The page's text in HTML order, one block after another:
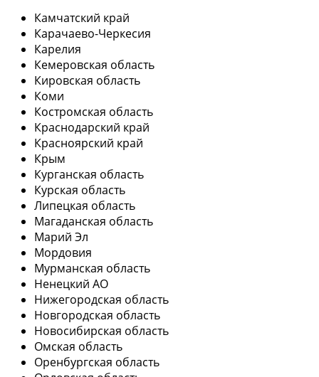
Камчатский край
Карачаево-Черкесия
Карелия
Кемеровская область
Кировская область
Коми
Костромская область
Краснодарский край
Красноярский край
Крым
Курганская область
Курская область
Липецкая область
Магаданская область
Марий Эл
Мордовия
Мурманская область
Ненецкий АО
Нижегородская область
Новгородская область
Новосибирская область
Омская область
Оренбургская область